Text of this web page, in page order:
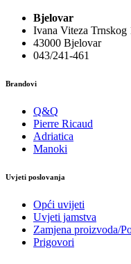
Bjelovar
Ivana Viteza Trnskog
43000 Bjelovar
043/241-461
Brandovi
Q&Q
Pierre Ricaud
Adriatica
Manoki
Uvjeti poslovanja
Opći uvijeti
Uvjeti jamstva
Zamjena proizvoda/
Prigovori